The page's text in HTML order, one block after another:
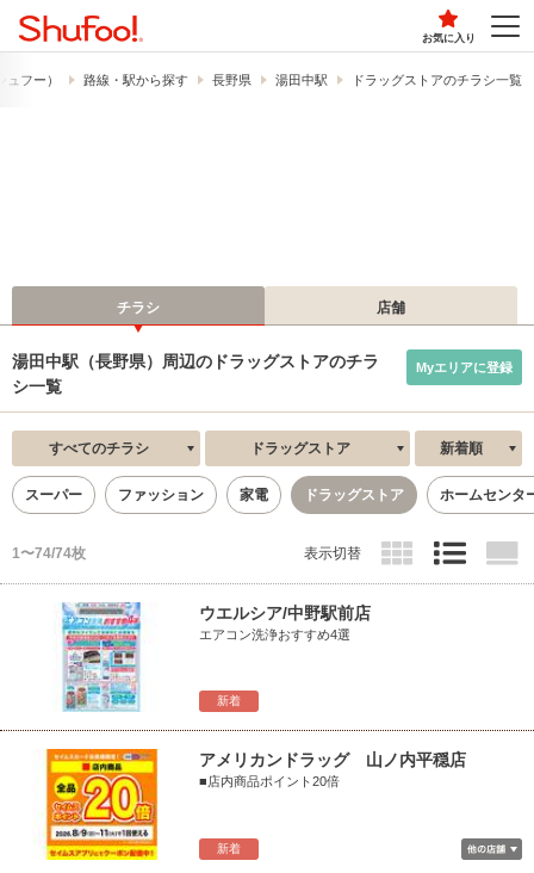
お気に入り
フー） 路線・駅から探す 長野県 湯田中駅 ドラッグストアのチラシ一覧
チラシ 店舗
湯田中駅（長野県）周辺のドラッグストアのチラ
シ一覧
Myエリアに登録
すべてのチラシ ドラッグストア 新着順
スーパー ファッション 家電 ドラッグストア ホームセンタ
1〜74/74枚 表示切替
新着
ウエルシア/中野駅前店
エアコン洗浄おすすめ4選
新着
アメリカンドラッグ 山ノ内平穏店
■店内商品ポイント20倍